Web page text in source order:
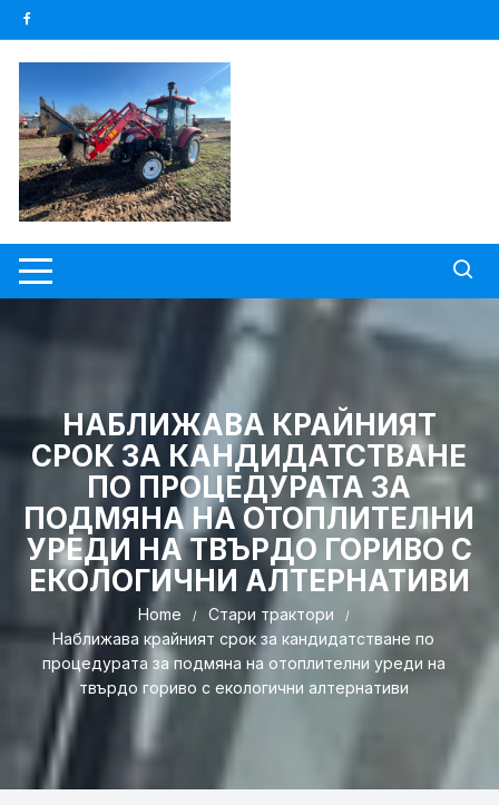
Skip
to
content
НАБЛИЖАВА КРАЙНИЯТ
СРОК ЗА КАНДИДАТСТВАНЕ
ПО ПРОЦЕДУРАТА ЗА
ПОДМЯНА НА ОТОПЛИТЕЛНИ
УРЕДИ НА ТВЪРДО ГОРИВО С
ЕКОЛОГИЧНИ АЛТЕРНАТИВИ
Home
Стари трактори
Наближава крайният срок за кандидатстване по
процедурата за подмяна на отоплителни уреди на
твърдо гориво с екологични алтернативи